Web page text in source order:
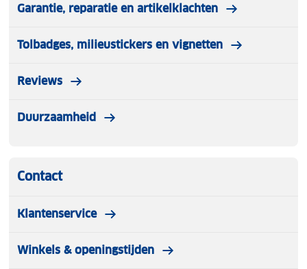
Garantie, reparatie en artikelklachten
Tolbadges, milieustickers en vignetten
Reviews
Duurzaamheid
Contact
Klantenservice
Winkels & openingstijden